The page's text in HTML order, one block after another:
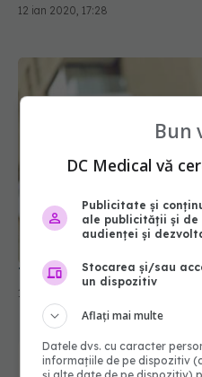
12 ian 2020, 17:28
Testosteron scăzut la
12 ian 2020, 11:29
Bun
DC Medical vă
Publicitate și
ale publicității și
audienței și
Stocarea și/sau
un dispozitiv
Aflați mai multe
Datele dvs. cu caracter
informațiile de pe dispozitiv